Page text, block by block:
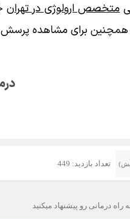
متخصص ارولوژی در تهران
برای مشاهده پرسش
تعداد بازدید: 449